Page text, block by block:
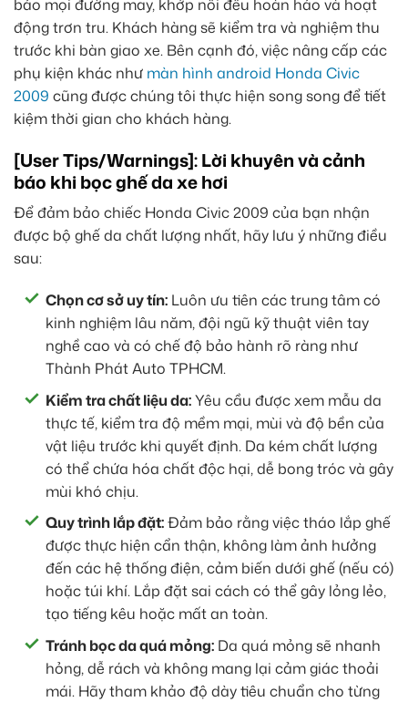
bảo mọi đường may, khớp nối đều hoàn hảo và hoạt
động trơn tru. Khách hàng sẽ kiểm tra và nghiệm thu
trước khi bàn giao xe. Bên cạnh đó, việc nâng cấp các
phụ kiện khác như màn hình android Honda Civic
2009 cũng được chúng tôi thực hiện song song để tiết
kiệm thời gian cho khách hàng.
[User Tips/Warnings]: Lời khuyên và cảnh
báo khi bọc ghế da xe hơi
Để đảm bảo chiếc Honda Civic 2009 của bạn nhận
được bộ ghế da chất lượng nhất, hãy lưu ý những điều
sau:
Chọn cơ sở uy tín: Luôn ưu tiên các trung tâm có
kinh nghiệm lâu năm, đội ngũ kỹ thuật viên tay
nghề cao và có chế độ bảo hành rõ ràng như
Thành Phát Auto TPHCM.
Kiểm tra chất liệu da:Yêu cầu được xem mẫu da
thực tế, kiểm tra độ mềm mại, mùi và độ bền của
vật liệu trước khi quyết định. Da kém chất lượng
có thể chứa hóa chất độc hại, dễ bong tróc và gây
mùi khó chịu.
Quy trình lắp đặt:Đảm bảo rằng việc tháo lắp ghế
được thực hiện cẩn thận, không làm ảnh hưởng
đến các hệ thống điện, cảm biến dưới ghế (nếu có)
hoặc túi khí. Lắp đặt sai cách có thể gây lỏng lẻo,
tạo tiếng kêu hoặc mất an toàn.
Tránh bọc da quá mỏng: Da quá mỏng sẽ nhanh
hỏng, dễ rách và không mang lại cảm giác thoải
mái. Hãy tham khảo độ dày tiêu chuẩn cho từng